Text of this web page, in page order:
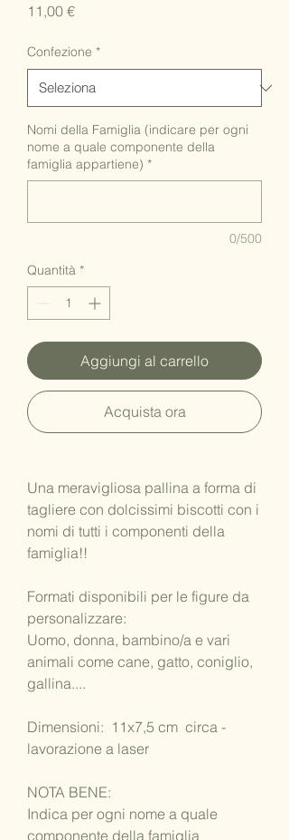
11,00 €Prezzo
Confezione *
Nomi della Famiglia (indicare per ogni
nome a quale componente della
famiglia appartiene) *
0/500
Quantità *
Aggiungi al carrello
Acquista ora
Una meravigliosa pallina a forma di
tagliere con dolcissimi biscotti con i
nomi di tutti i componenti della
famiglia!!
Formati disponibili per le figure da
personalizzare:
Uomo, donna, bambino/a e vari
animali come cane, gatto, coniglio,
gallina....
Dimensioni: 11x7,5 cm circa -
lavorazione a laser
NOTA BENE:
Indica per ogni nome a quale
componente della famiglia